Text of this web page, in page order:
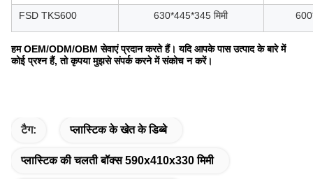
FSD TKS600 630*445*345 मिमी
हम OEM/ODM/OBM सेवाएं प्रदान करते हैं। यदि आपके पास उत्पाद के बारे में
कोई प्रश्न हैं, तो कृपया मुझसे संपर्क करने में संकोच न करें।
टैग: प्लास्टिक के खेत के डिब्बे
प्लास्टिक की चलती बॉक्स 590x410x330 मिमी